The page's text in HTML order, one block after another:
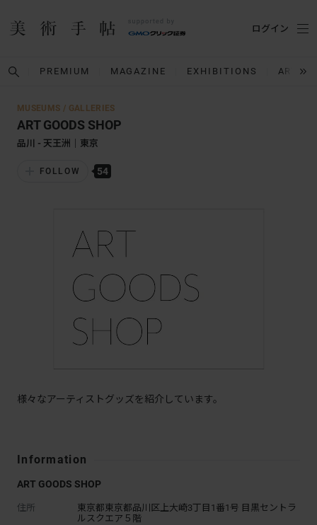
PREMIUM MAGAZINE EXHIBITIONS
ログイン
MUSEUMS / GALLERIES
ART GOODS SHOP
品川 - 天王洲｜東京
FOLLOW 54
様々なアーティストグッズを紹介しています。
Information
ART GOODS SHOP
住所
東京都東京都品川区上大崎3丁目1番1号 目黒セントラ
ルスクエア５階